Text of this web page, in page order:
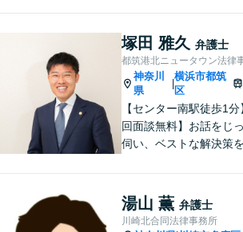
塚田 雅久 弁護士
都筑港北ニュータウン法律
神奈川
県
横浜市都筑
区
【センター南駅徒歩1
回面談無料】お話をじ
伺い、ベストな解決策を
す。【夜間／休日対応
難解な用語は極力用いず
易かつ具体的な説明を心
湯山 薫 弁護士
川崎北合同法律事務所